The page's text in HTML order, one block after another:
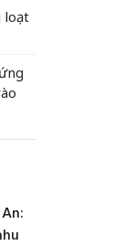
loạt